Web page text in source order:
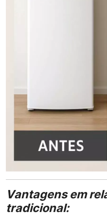
Vantagens em
tradicional: